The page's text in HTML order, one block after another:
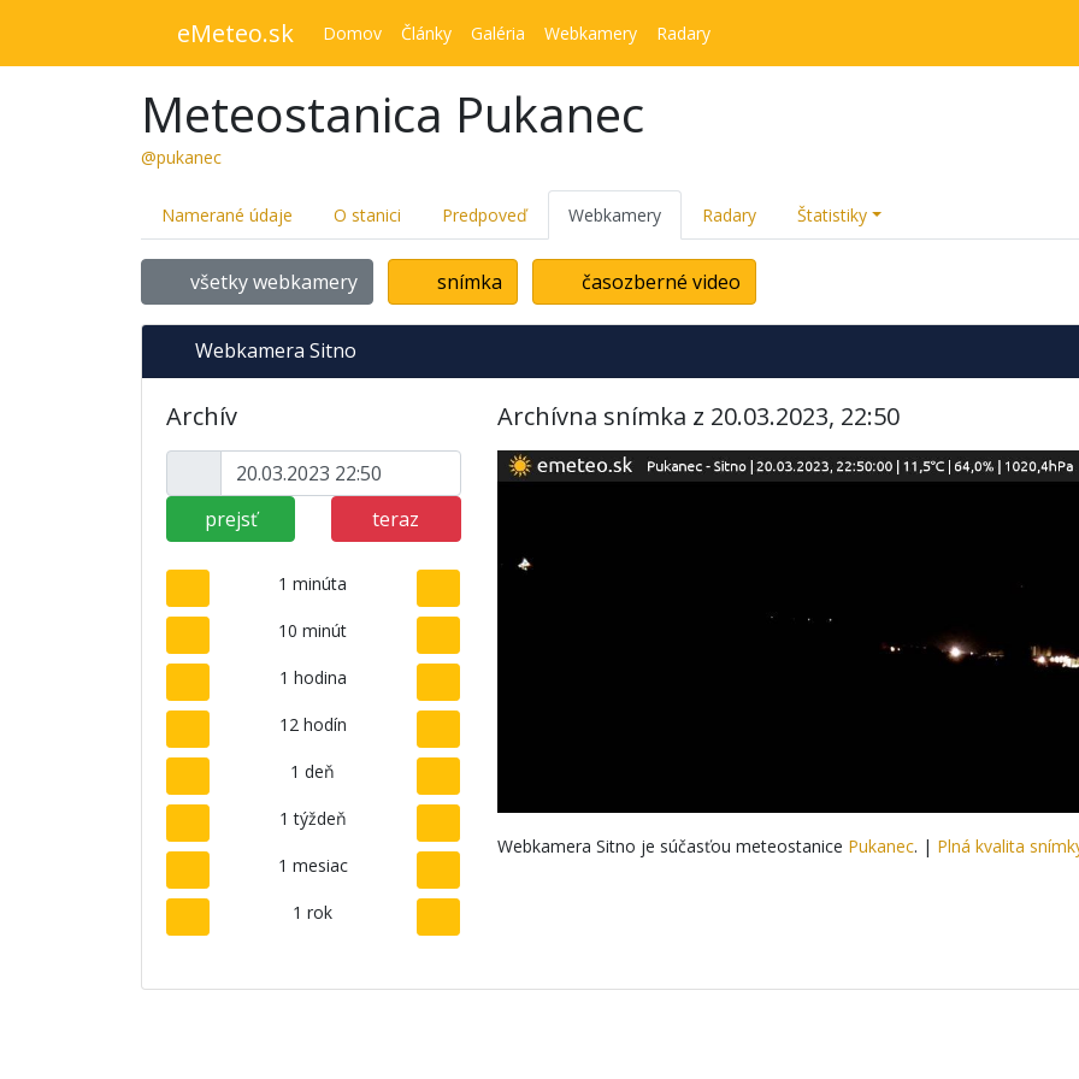
eMeteo.sk Domov Články Galéria Webkamery Radary
Meteostanica Pukanec
@pukanec
Namerané údaje O stanici Predpoveď Webkamery Radary Štatistiky
všetky webkamery snímka časozberné video
Webkamera Sitno
Archív
prejsť teraz
1 minúta
10 minút
1 hodina
12 hodín
1 deň
1 týždeň
1 mesiac
1 rok
Archívna snímka z 20.03.2023, 22:50
Webkamera Sitno je súčasťou meteostanice Pukanec. | Plná kvalita